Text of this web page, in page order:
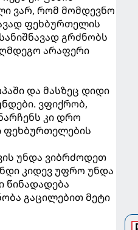
ვარ, რომ მომდევნო
ფეხბურთელის
გრძნობს
არაფერი
და მასზეც დიდი
ვფიქრობ,
კი დრო
ფეხბურთელების
უნდა ვიბრძოდეთ
კიდევ უფრო უნდა
წინადადება
გაცილებით მეტი